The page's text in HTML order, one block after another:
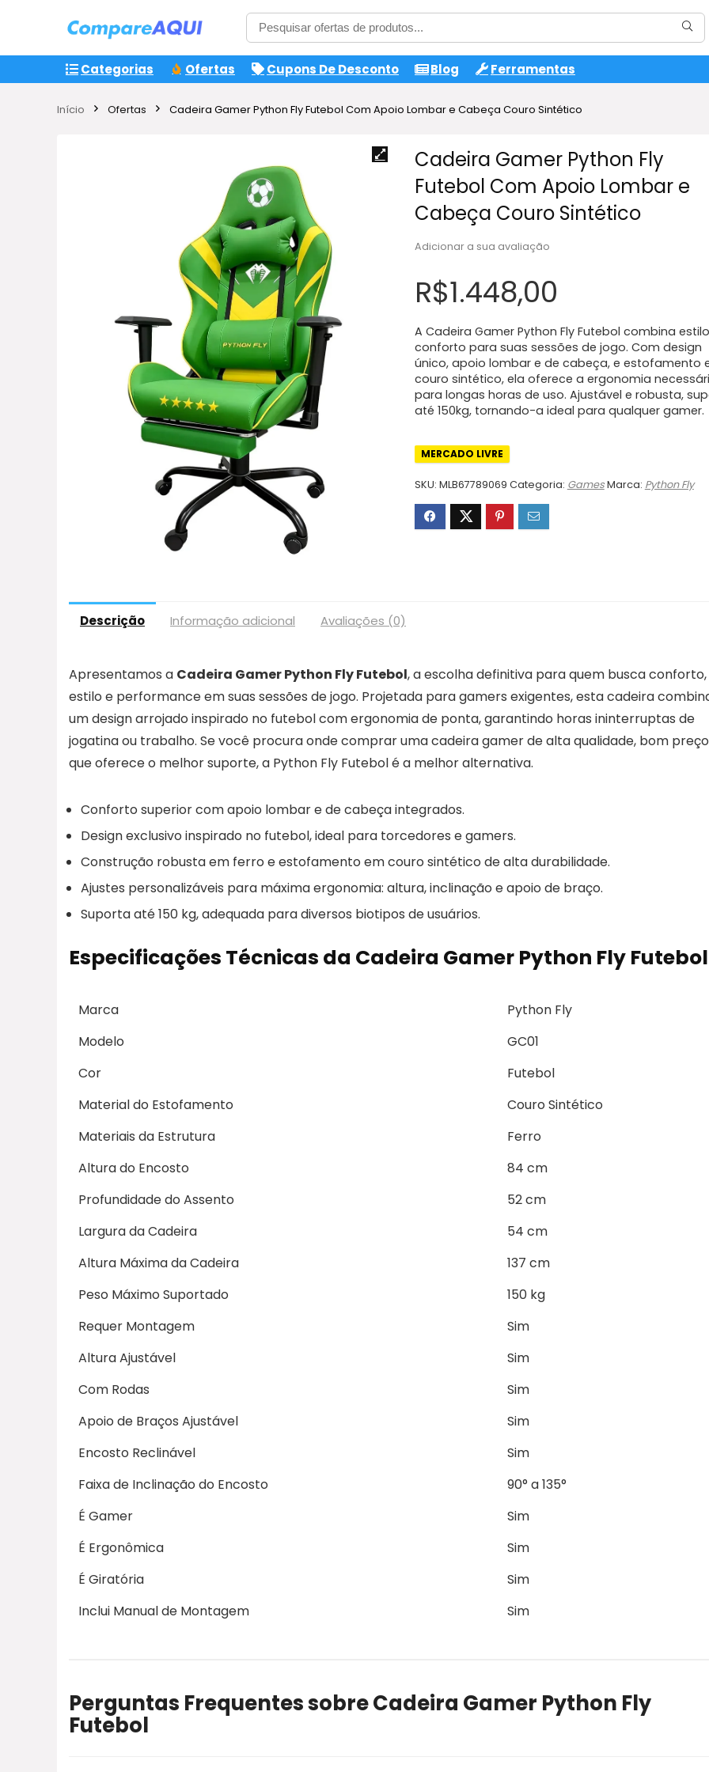
Categorias Ofertas Cupons De Desconto Blog Ferramentas
Início Ofertas Cadeira Gamer Python Fly Futebol Com Apoio Lombar e Cabeça Couro Sintético
Cadeira Gamer Python Fly
Futebol Com Apoio Lombar e
Cabeça Couro Sintético
Adicionar a sua avaliação
R$1.448,00
A Cadeira Gamer Python Fly Futebol combina
conforto para suas sessões de jogo. Com design
único, apoio lombar e de cabeça, e estofamento
couro sintético, ela oferece a ergonomia
para longas horas de uso. Ajustável e robusta,
até 150kg, tornando-a ideal para qualquer gamer.
MERCADO LIVRE
SKU: MLB67789069 Categoria: GamesMarca: Python Fly
Descrição Informação adicional Avaliações (0)
Apresentamos a Cadeira Gamer Python Fly Futebol, a escolha definitiva para quem busca conforto,
estilo e performance em suas sessões de jogo. Projetada para gamers exigentes, esta cadeira
um design arrojado inspirado no futebol com ergonomia de ponta, garantindo horas ininterruptas de
jogatina ou trabalho. Se você procura onde comprar uma cadeira gamer de alta qualidade, bom
que oferece o melhor suporte, a Python Fly Futebol é a melhor alternativa.
Conforto superior com apoio lombar e de cabeça integrados.
Design exclusivo inspirado no futebol, ideal para torcedores e gamers.
Construção robusta em ferro e estofamento em couro sintético de alta durabilidade.
Ajustes personalizáveis para máxima ergonomia: altura, inclinação e apoio de braço.
Suporta até 150 kg, adequada para diversos biotipos de usuários.
Especificações Técnicas da Cadeira Gamer Python Fly Futebol
Marca
Python Fly
Modelo
GC01
Cor
Futebol
Material do Estofamento
Couro Sintético
Materiais da Estrutura
Ferro
Altura do Encosto
84 cm
Profundidade do Assento
52 cm
Largura da Cadeira
54 cm
Altura Máxima da Cadeira
137 cm
Peso Máximo Suportado
150 kg
Requer Montagem
Sim
Altura Ajustável
Sim
Com Rodas
Sim
Apoio de Braços Ajustável
Sim
Encosto Reclinável
Sim
Faixa de Inclinação do Encosto
90° a 135°
É Gamer
Sim
É Ergonômica
Sim
É Giratória
Sim
Inclui Manual de Montagem
Sim
Perguntas Frequentes sobre Cadeira Gamer Python Fly
Futebol